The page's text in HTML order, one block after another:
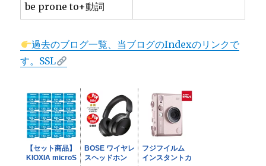
be prone to+動詞
過去のブログ一覧、当ブログのIndexのリンクで
す。SSL